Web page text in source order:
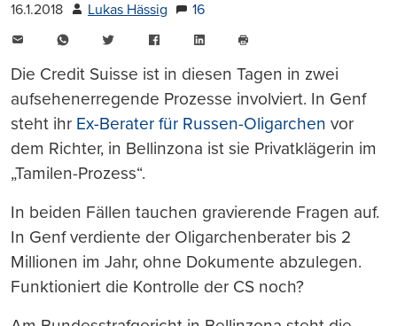
16.1.2018 Lukas Hässig
16
WhatsAppTwitter FacebookLinkedIn
drucken
Die Credit Suisse ist in diesen Tagen in zwei
aufsehenerregende Prozesse involviert. In Genf
steht ihr Ex-Berater für Russen-Oligarchen vor
dem Richter, in Bellinzona ist sie Privatklägerin im
„Tamilen-Prozess“.
In beiden Fällen tauchen gravierende Fragen auf.
In Genf verdiente der Oligarchenberater bis 2
Millionen im Jahr, ohne Dokumente abzulegen.
Funktioniert die Kontrolle der CS noch?